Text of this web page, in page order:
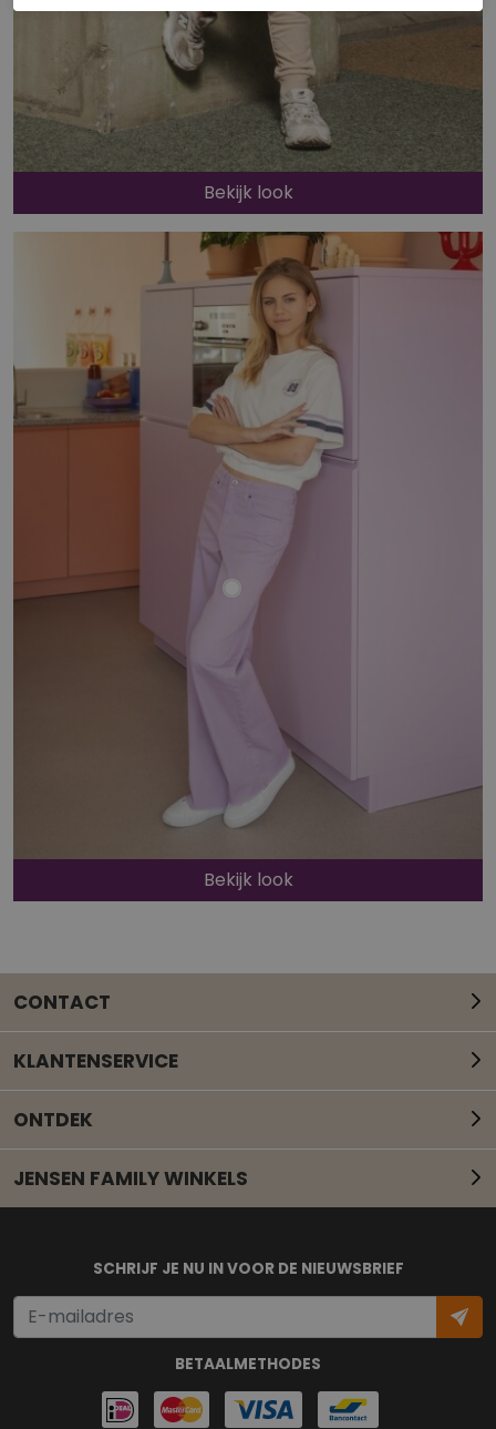
Bekijk look
Bekijk look
CONTACT
Mail onze klantenservice
KLANTENSERVICE
ONTDEK
JENSEN FAMILY WINKELS
BETAALMETHODES
SCHRIJF JE NU IN VOOR DE NIEUWSBRIEF